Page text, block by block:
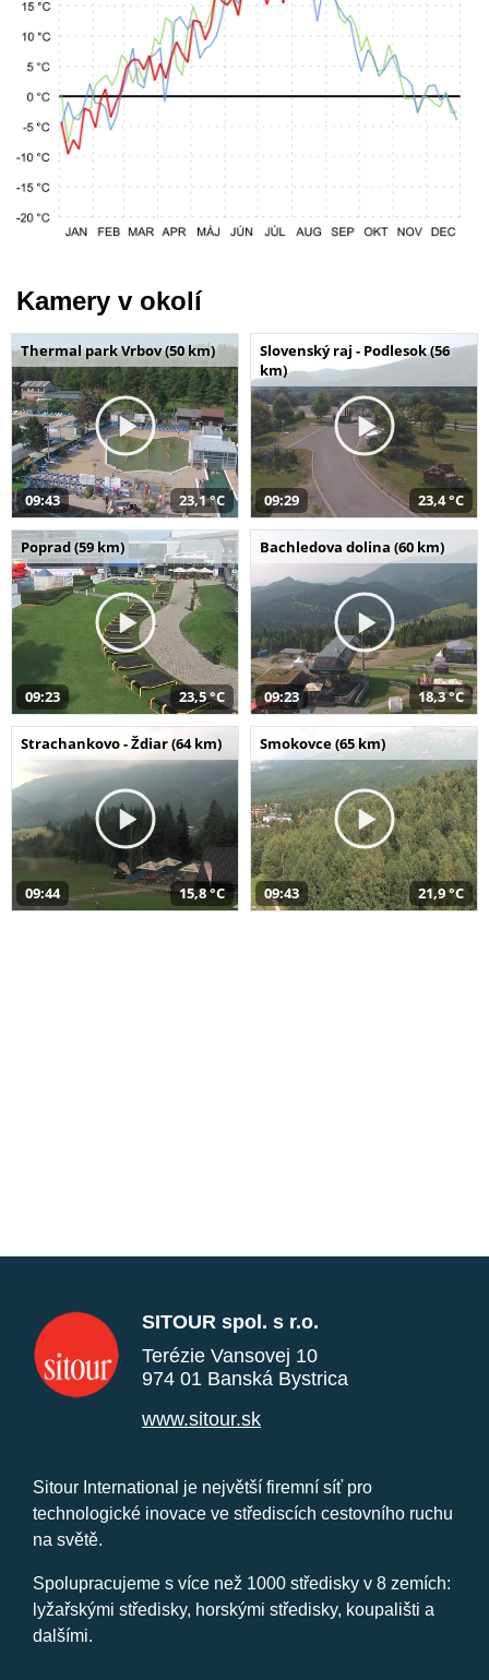
Kamery v okolí
Thermal park Vrbov (50 km)
09:43 23,1 °C
Slovenský raj - Podlesok (56
km)
09:29 23,4 °C
Poprad (59 km)
09:23 23,5 °C
Bachledova dolina (60 km)
09:23 18,3 °C
Strachankovo - Ždiar (64 km)
09:44 15,8 °C
Smokovce (65 km)
09:43 21,9 °C
SITOUR spol. s r.o.
Terézie Vansovej 10
974 01 Banská Bystrica
www.sitour.sk
Sitour International je největší firemní síť pro
technologické inovace ve střediscích cestovního ruchu
na světě.
Spolupracujeme s více než 1000 středisky v 8 zemích:
lyžařskými středisky, horskými středisky, koupališti a
dalšími.